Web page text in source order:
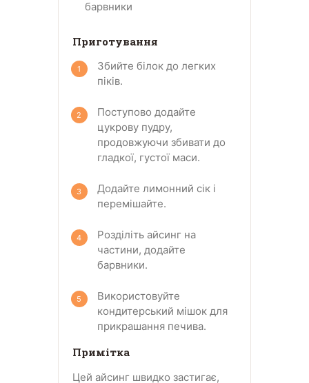
барвники
Приготування
Збийте білок до легких
піків.
Поступово додайте
цукрову пудру,
продовжуючи збивати до
гладкої, густої маси.
Додайте лимонний сік і
перемішайте.
Розділіть айсинг на
частини, додайте
барвники.
Використовуйте
кондитерський мішок для
прикрашання печива.
Примітка
Цей айсинг швидко застигає,